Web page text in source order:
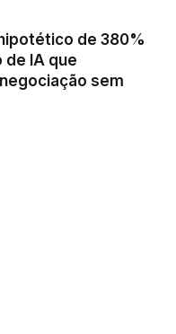
de 380%
IA que
sem